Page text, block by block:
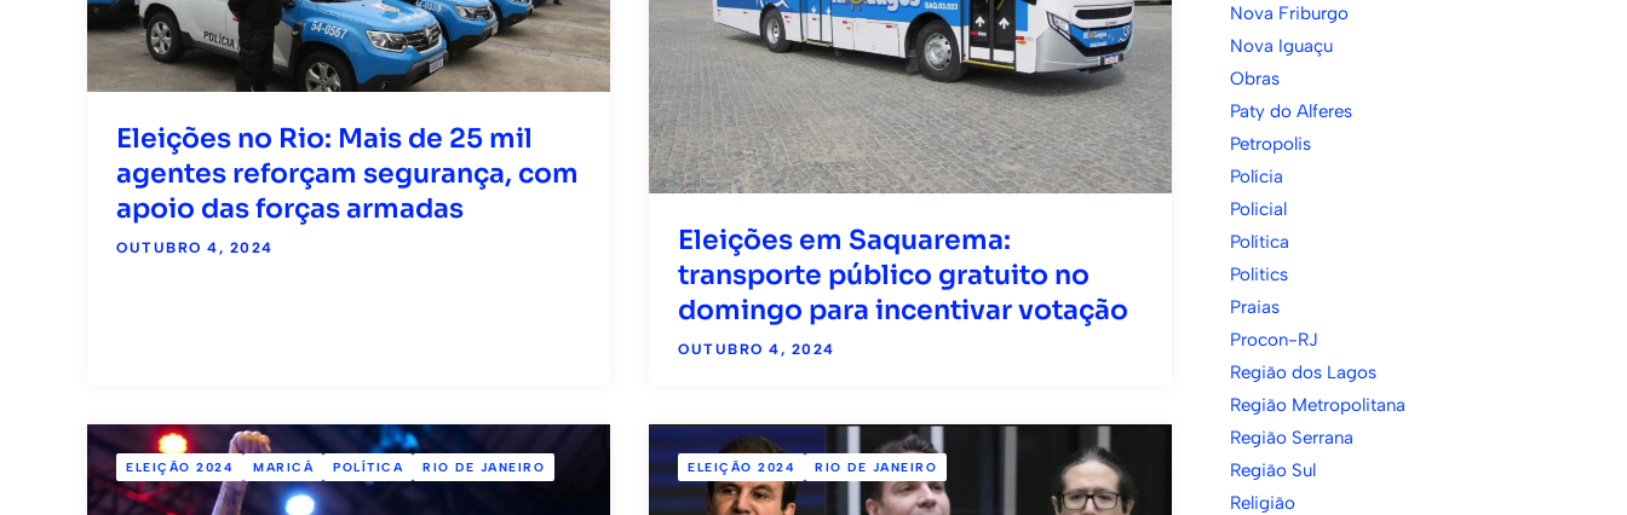
Eleições no Rio: Mais de 25 mil
agentes reforçam segurança, com
apoio das forças armadas
OUTUBRO 4, 2024
Eleições em Saquarema:
transporte público gratuito no
domingo para incentivar votação
OUTUBRO 4, 2024
ELEIÇÃO 2024 MARICÁ POLÍTICA RIO DE JANEIRO ELEIÇÃO 2024 RIO DE JANEIRO
Nova Friburgo
Nova Iguaçu
Obras
Paty do Alferes
Petropolis
Polícia
Policial
Política
Politics
Praias
Procon-RJ
Região dos Lagos
Região Metropolitana
Região Serrana
Região Sul
Religião